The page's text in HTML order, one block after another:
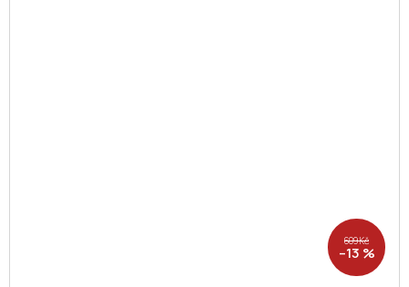
609 Kč
–13 %